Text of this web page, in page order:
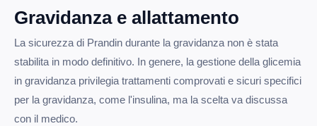
Gravidanza e allattamento
La sicurezza di Prandin durante la gravidanza non è stata
stabilita in modo definitivo. In genere, la gestione della glicemia
in gravidanza privilegia trattamenti comprovati e sicuri specifici
per la gravidanza, come l'insulina, ma la scelta va discussa
con il medico.